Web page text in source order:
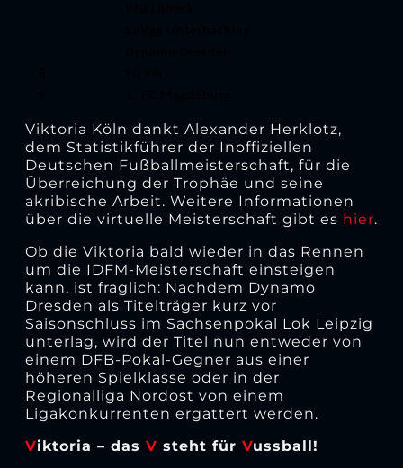
Viktoria Köln dankt Alexander Herklotz,
dem Statistikführer der Inoffiziellen
Deutschen Fußballmeisterschaft, für die
Überreichung der Trophäe und seine
akribische Arbeit. Weitere Informationen
über die virtuelle Meisterschaft gibt es hier.
Ob die Viktoria bald wieder in das Rennen
um die IDFM-Meisterschaft einsteigen
kann, ist fraglich: Nachdem Dynamo
Dresden als Titelträger kurz vor
Saisonschluss im Sachsenpokal Lok Leipzig
unterlag, wird der Titel nun entweder von
einem DFB-Pokal-Gegner aus einer
höheren Spielklasse oder in der
Regionalliga Nordost von einem
Ligakonkurrenten ergattert werden.
Viktoria – das V steht für Vussball!